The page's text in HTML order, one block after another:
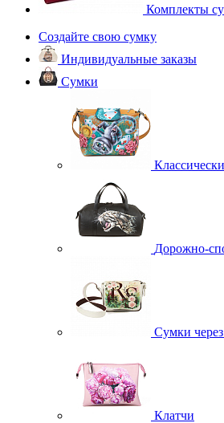
Комплекты
Создайте свою сумку
Индивидуальные заказы
Сумки
Дорожно-
Сумки
Клатчи